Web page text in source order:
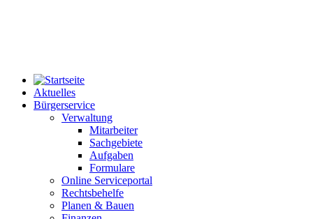
Aktuelles
Bürgerservice
Verwaltung
Mitarbeiter
Sachgebiete
Aufgaben
Formulare
Online Serviceportal
Rechtsbehelfe
Planen & Bauen